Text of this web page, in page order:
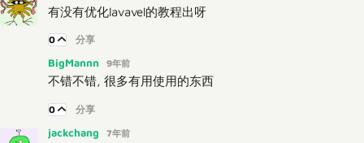
有没有优化lavavel的教程出呀
0 分享
BigMannn 9年前
不错不错, 很多有用使用的东西
0 分享
jackchang 7年前